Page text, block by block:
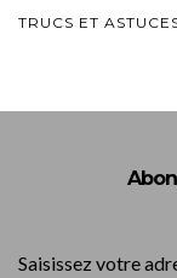
TRUCS ET
Saisissez votre